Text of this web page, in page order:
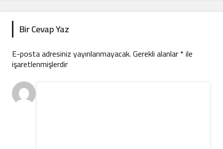
Bir Cevap Yaz
E-posta adresiniz yayınlanmayacak.Gerekli alanlar*ile
işaretlenmişlerdir